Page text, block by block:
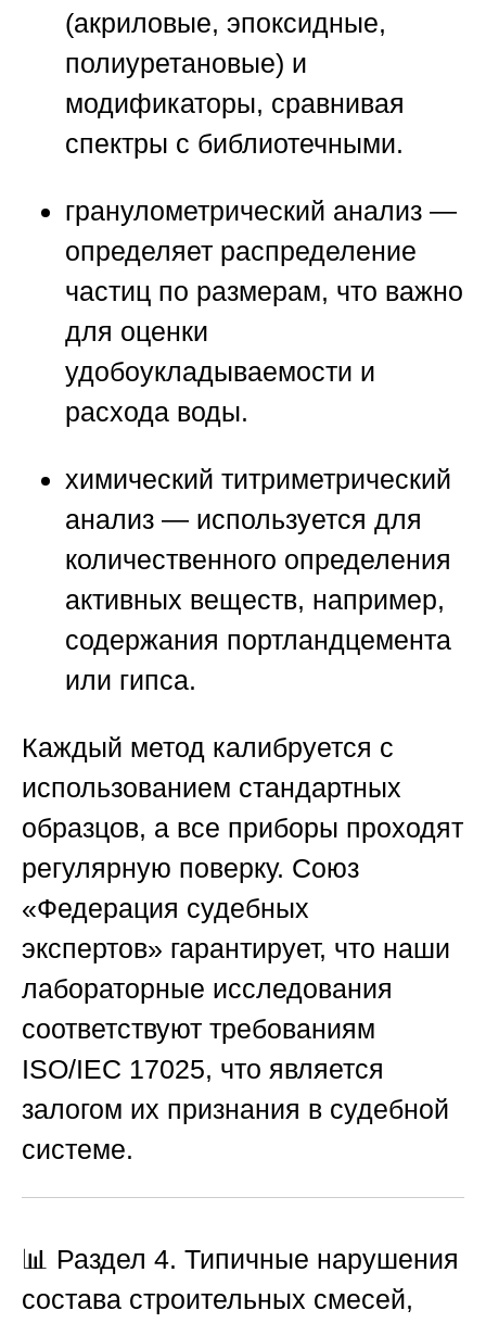
(акриловые, эпоксидные,
полиуретановые) и
модификаторы, сравнивая
спектры с библиотечными.
гранулометрический анализ —
определяет распределение
частиц по размерам, что важно
для оценки
удобоукладываемости и
расхода воды.
химический титриметрический
анализ — используется для
количественного определения
активных веществ, например,
содержания портландцемента
или гипса.
Каждый метод калибруется с
использованием стандартных
образцов, а все приборы проходят
регулярную поверку. Союз
«Федерация судебных
экспертов» гарантирует, что наши
лабораторные исследования
соответствуют требованиям
ISO/IEC 17025, что является
залогом их признания в судебной
системе.
📊 Раздел 4. Типичные нарушения
состава строительных смесей,